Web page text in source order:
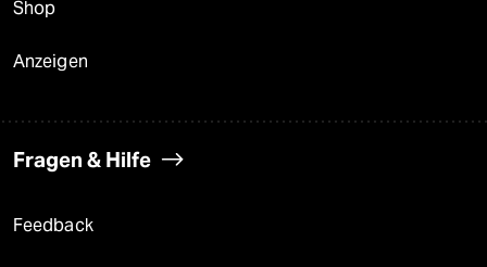
Shop
Anzeigen
Fragen & Hilfe
Feedback